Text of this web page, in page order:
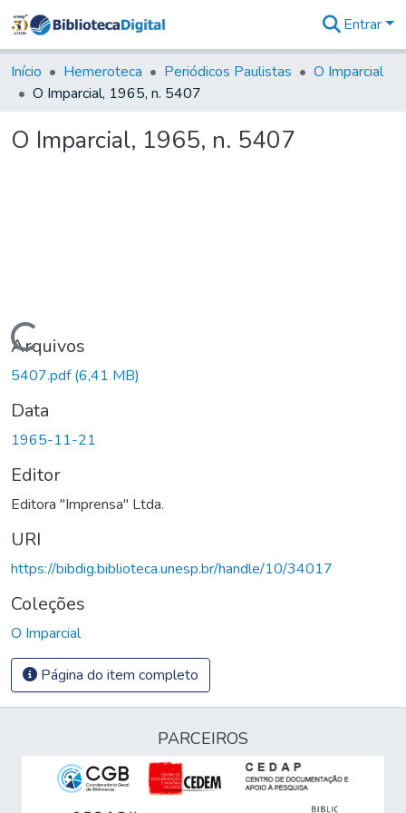
&
Coleções
Tudo na
Digital
Entrar
Início Hemeroteca Periódicos Paulistas
O Imparcial
O Imparcial, 1965, n. 5407
O Imparcial, 1965, n. 5407
Carregando...
Arquivos
5407.pdf(6,41 MB)
Data
1965-11-21
Editor
Editora "Imprensa" Ltda.
URI
https://bibdig.biblioteca.unesp.br/handle/10/34017
Coleções
O Imparcial
Página do item completo
PARCEIROS